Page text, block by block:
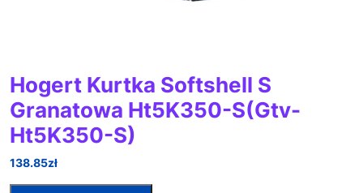
Hogert Kurtka Softshell S
Granatowa Ht5K350-S(Gtv-
Ht5K350-S)
138.85zł